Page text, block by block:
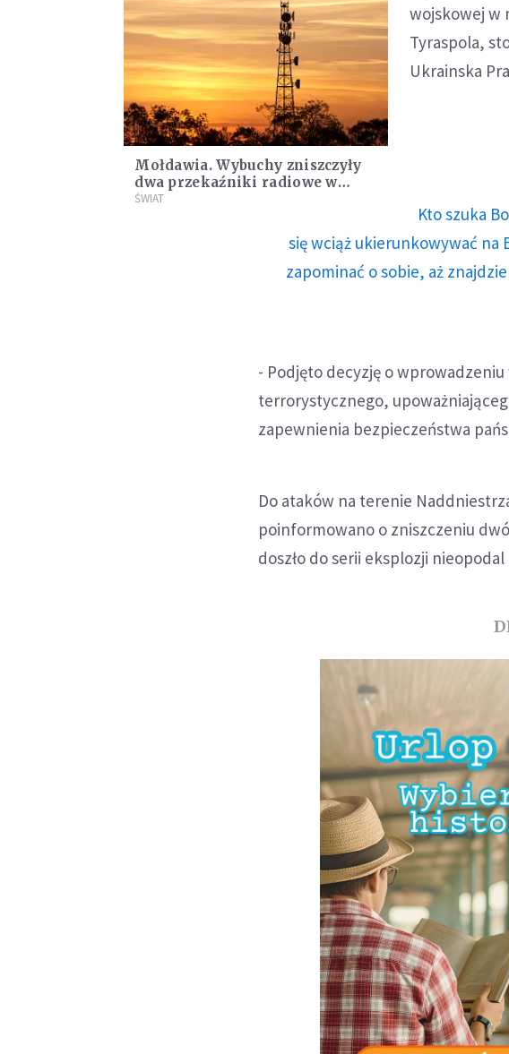
Mołdawia. Wybuchy zniszczyły
dwa przekaźniki radiowe w
Naddniestrzu
ŚWIAT
wojskowej w
Tyraspola,
Ukrainska
Kto szuka
się wciąż ukierunkowywać na
zapominać o sobie, aż
- Podjęto decyzję o
terrorystycznego,
zapewnienia bezpieczeństwa
Do ataków na terenie
poinformowano o zniszczeniu
doszło do serii eksplozji